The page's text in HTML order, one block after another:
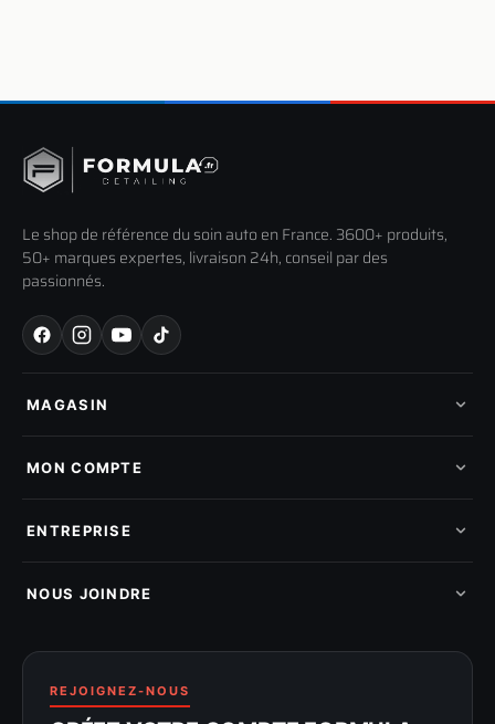
Le shop de référence du soin auto en France. 3600+ produits,
50+ marques expertes, livraison 24h, conseil par des
passionnés.
MAGASIN
Nos marques
Pads de polissage
Pièces détachées
MON COMPTE
Mes tickets SAV
Mon parrainage
Programme fidelite
ENTREPRISE
Compte pro
Politique de retour
Conditions générales
Mentions légales
NOUS JOINDRE
89100 SENS
03 73 61 02 02
Lun-Ven
REJOIGNEZ-NOUS